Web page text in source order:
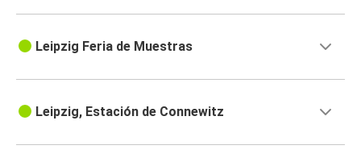
Leipzig Feria de Muestras
Leipzig, Estación de Connewitz